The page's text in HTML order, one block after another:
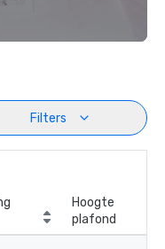
Filters
Hoogte
plafond